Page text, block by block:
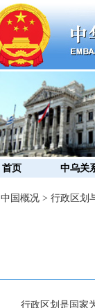
首页 中乌关
中国概况> 行政区划
行政区划是国家为